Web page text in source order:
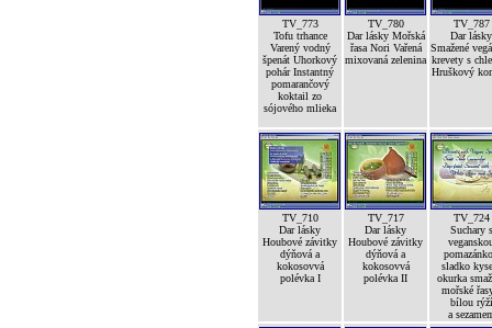
TV_773
Tofu trhance
Varený vodný
špenát Uhorkový
pohár Instantný
pomarančový
koktail zo
sójového mlieka
TV_780
Dar lásky Mořská
řasa Nori Vařená
mixovaná zelenina
TV_787
Dar lásky
Smažené
krevety s
Hruškový
TV_710
Dar lásky
Houbové závitky
dýňová a
kokosovvá
polévka I
TV_717
Dar lásky
Houbové závitky
dýňová a
kokosovvá
polévka II
TV_724
Suchary s
sladko
okurka
mořské
bílou rýží
a